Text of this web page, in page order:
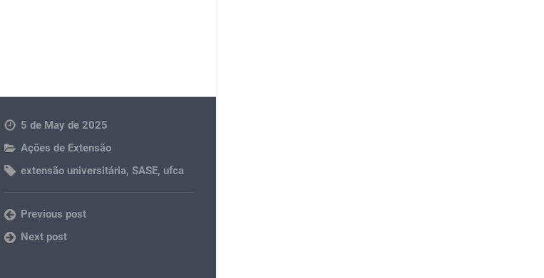
5 de May de 2025
Ações de Extensão
extensão universitária,SASE, ufca
Previous post
Next post